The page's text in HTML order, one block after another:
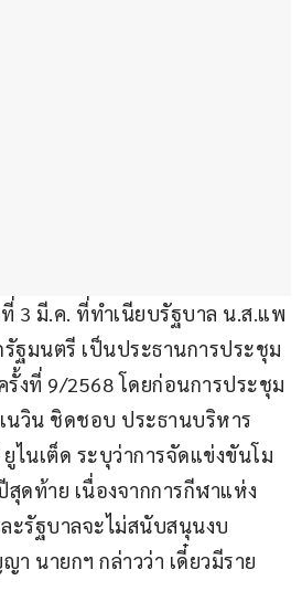
ที่ 3 มี.ค. ที่ทำเนียบรัฐบาล น.ส.แพ
ฐมนตรี เป็นประธานการประชุม
งที่ 9/2568 โดยก่อนการประชุม
นวิน ชิดชอบ ประธานบริหาร
ไนเต็ด ระบุว่าการจัดแข่งขันโม
ดท้าย เนื่องจากการกีฬาแห่ง
ะรัฐบาลจะไม่สนับสนุนงบ
นายกฯ กล่าวว่า เดี๋ยวมีราย